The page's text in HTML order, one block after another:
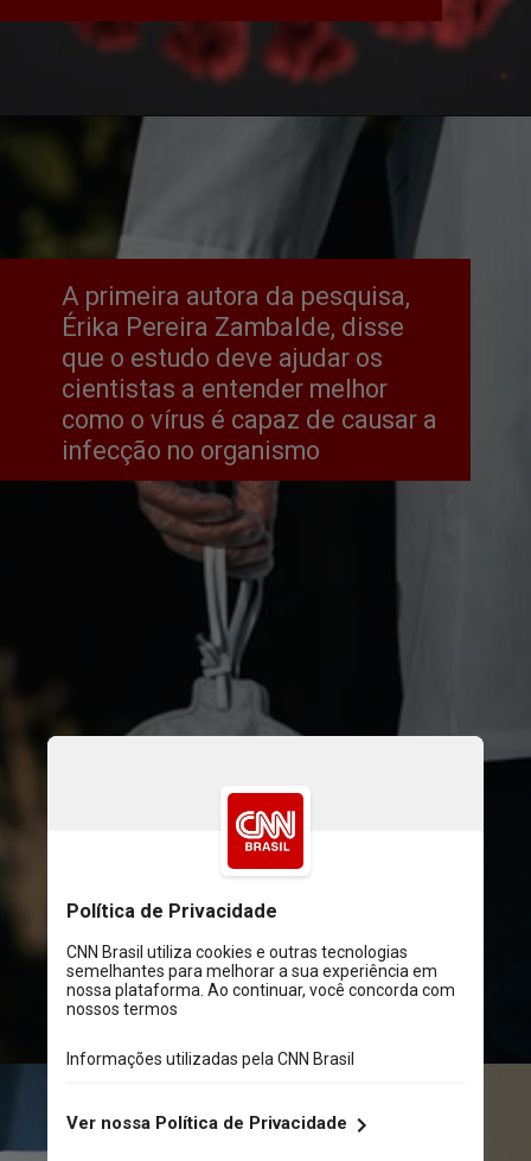
Unsplash
A primeira autora da pesquisa,
Érika Pereira Zambalde, disse
que o estudo deve ajudar os
cientistas a entender melhor
como o vírus é capaz de causar a
infecção no organismo